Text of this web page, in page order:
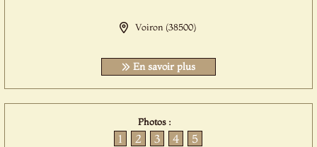
Voiron (38500)
En savoir plus
Photos :
1 2 3 4 5